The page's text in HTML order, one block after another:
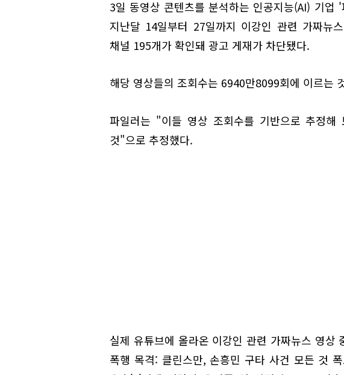
3일 동영상 콘텐츠를 분석하는 인공지능(AI) 기업
지난달 14일부터 27일까지 이강인 관련 가짜뉴
채널 195개가 확인돼 광고 게재가 차단됐다.
해당 영상들의 조회수는 6940만8099회에 이르는
파일러는 "이들 영상 조회수를 기반으로 추정
것"으로 추정했다.
실제 유튜브에 올라온 이강인 관련 가짜뉴스 영상
폭행 목격: 클린스만, 손흥민 구타 사건 모든 것